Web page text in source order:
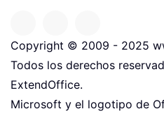
Copyright © 2009 - 2025
Todos los derechos
ExtendOffice.
Microsoft y el logotipo de